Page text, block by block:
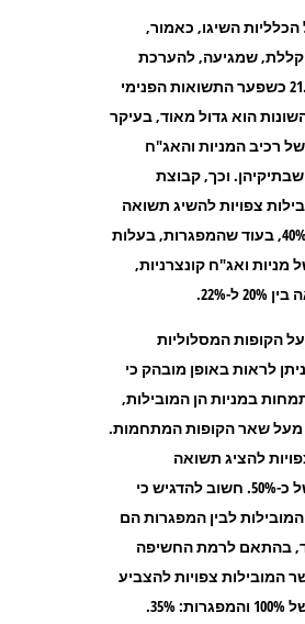
השיגו, כאמור,
שמגיעה, להערכת
מיטב, ל-21.9% כשפער התשואות הפנימי
הוא גדול מאוד, בעיקר
רכיב המניות והאג"ח
שבתיקיהן. וכך, קבוצת
צפויות להשיג תשואה
שבין 32% ל-40%, בעוד שהמפגרות, בעלות
מניות ואג"ח קונצרניות,
ל-22%.
הקופות המסלוליות
לראות באופן מובהק כי
במניות הן המובילות,
שאר הקופות המתחמות.
להציג תשואה
משוקללת של כ-50%. חשוב להדגיש כי
לבין המפגרות הם
בהתאם לרמת החשיפה
המובילות צפויות להצביע